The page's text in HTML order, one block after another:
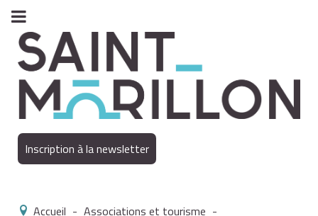
Inscription à la newsletter
Accueil - Associations et tourisme -